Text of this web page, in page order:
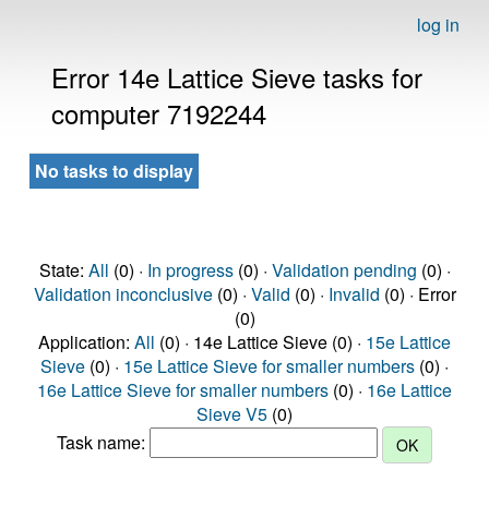
log in
Error 14e Lattice Sieve tasks for
computer 7192244
No tasks to display
State: All (0) · In progress(0) · Validation pending (0) ·
Validation inconclusive(0) · Valid (0) · Invalid (0) · Error
(0)
Application: All (0) · 14e Lattice Sieve (0) · 15e Lattice
Sieve (0) · 15e Lattice Sieve for smaller numbers (0) ·
16e Lattice Sieve for smaller numbers (0) · 16e Lattice
Sieve V5 (0)
Task name: